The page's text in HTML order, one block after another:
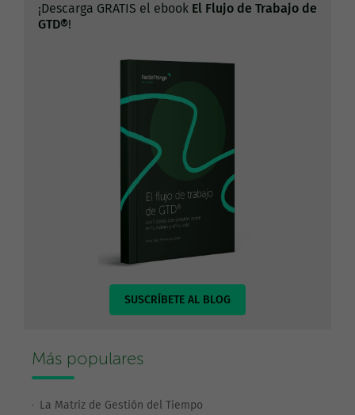
¡Descarga GRATIS el ebook El Flujo de Trabajo de
GTD®!
SUSCRÍBETE AL BLOG
Más populares
La Matriz de Gestión del Tiempo